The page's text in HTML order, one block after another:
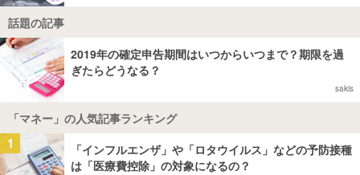
話題の記事
2019年の確定申告期間はいつからいつまで？期限を過
ぎたらどうなる？
sakis
「マネー」の人気記事ランキング
1
「インフルエンザ」や「ロタウイルス」などの予防接種
は「医療費控除」の対象になるの？